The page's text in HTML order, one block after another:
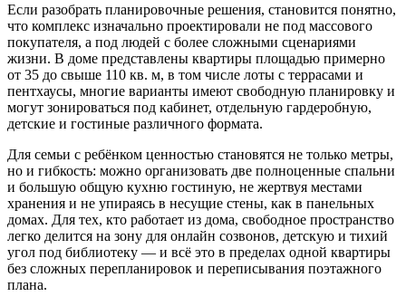
Если разобрать планировочные решения, становится понятно,
что комплекс изначально проектировали не под массового
покупателя, а под людей с более сложными сценариями
жизни. В доме представлены квартиры площадью примерно
от 35 до свыше 110 кв. м, в том числе лоты с террасами и
пентхаусы, многие варианты имеют свободную планировку и
могут зонироваться под кабинет, отдельную гардеробную,
детские и гостиные различного формата.
Для семьи с ребёнком ценностью становятся не только метры,
но и гибкость: можно организовать две полноценные спальни
и большую общую кухню гостиную, не жертвуя местами
хранения и не упираясь в несущие стены, как в панельных
домах. Для тех, кто работает из дома, свободное пространство
легко делится на зону для онлайн созвонов, детскую и тихий
угол под библиотеку — и всё это в пределах одной квартиры
без сложных перепланировок и переписывания поэтажного
плана.